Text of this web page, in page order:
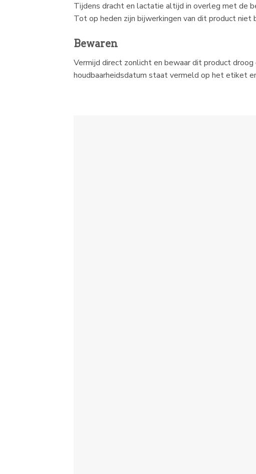
Tijdens dracht en lactatie altijd in overleg met de
Tot op heden zijn bijwerkingen van dit product niet
Bewaren
Vermijd direct zonlicht en bewaar dit product
houdbaarheidsdatum staat vermeld op het etiket